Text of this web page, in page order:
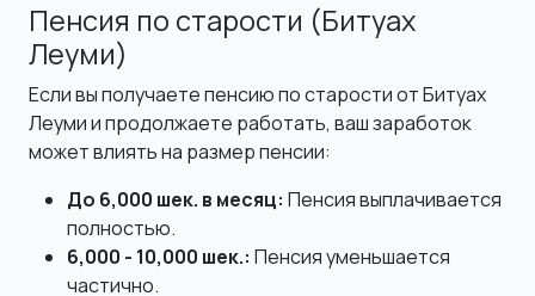
Пенсия по старости (Битуах
Леуми)
Если вы получаете пенсию по старости от Битуах
Леуми и продолжаете работать, ваш заработок
может влиять на размер пенсии:
До 6,000 шек. в месяц: Пенсия выплачивается
полностью.
6,000 - 10,000 шек.: Пенсия уменьшается
частично.